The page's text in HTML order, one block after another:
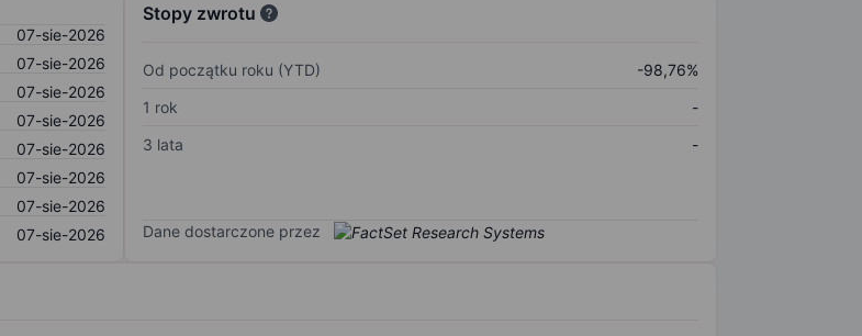
07-sie-2026
07-sie-2026
07-sie-2026
07-sie-2026
07-sie-2026
07-sie-2026
07-sie-2026
07-sie-2026
Stopy zwrotu
Od początku roku (YTD)
-98,76%
1 rok
-
3 lata
-
Dane dostarczone przez